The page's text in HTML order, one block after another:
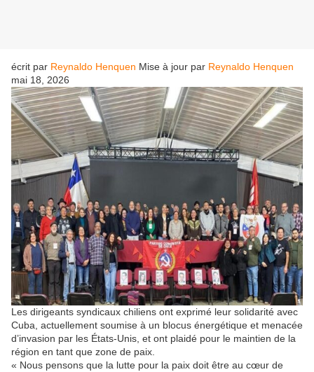
écrit par Reynaldo Henquen Mise à jour par Reynaldo Henquen
mai 18, 2026
Les dirigeants syndicaux chiliens ont exprimé leur solidarité avec
Cuba, actuellement soumise à un blocus énergétique et menacée
d’invasion par les États-Unis, et ont plaidé pour le maintien de la
région en tant que zone de paix.
« Nous pensons que la lutte pour la paix doit être au cœur de